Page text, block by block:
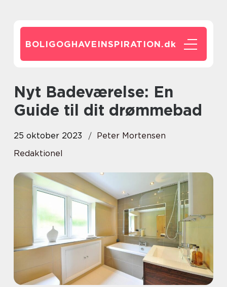
BOLIGOGHAVEINSPIRATION.dk
Nyt Badeværelse: En
Guide til dit drømmebad
25 oktober 2023
Peter Mortensen
Redaktionel